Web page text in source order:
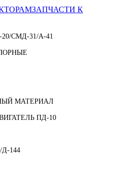
ЗАПЧАСТИ К
СМД-31/A-41
МАТЕРИАЛ
ПД-10
Д-144